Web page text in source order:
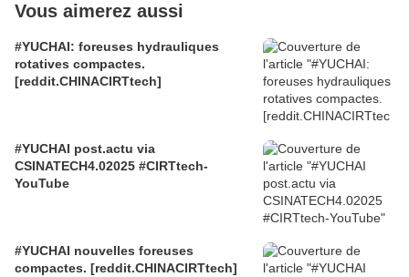
Vous aimerez aussi
#YUCHAI: foreuses hydrauliques
rotatives compactes.
[reddit.CHINACIRTtech]
#YUCHAI post.actu via
CSINATECH4.02025 #CIRTtech-
YouTube
#YUCHAI nouvelles foreuses
compactes. [reddit.CHINACIRTtech]